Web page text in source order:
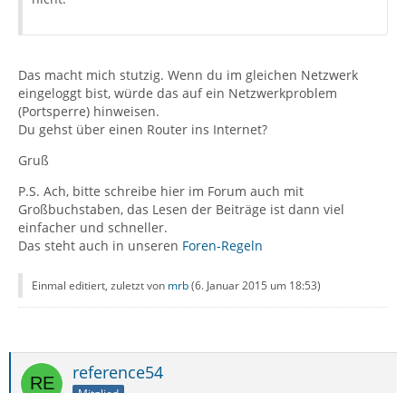
Das macht mich stutzig. Wenn du im gleichen Netzwerk
eingeloggt bist, würde das auf ein Netzwerkproblem
(Portsperre) hinweisen.
Du gehst über einen Router ins Internet?
Gruß
P.S. Ach, bitte schreibe hier im Forum auch mit
Großbuchstaben, das Lesen der Beiträge ist dann viel
einfacher und schneller.
Das steht auch in unseren Foren-Regeln
Einmal editiert, zuletzt von mrb(6. Januar 2015 um 18:53)
reference54